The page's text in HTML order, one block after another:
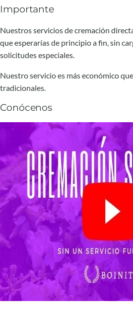
Importante
Nuestros servicios de cremación
que esperarías de principio a fin, sin
solicitudes especiales.
Nuestro servicio es más económico
tradicionales.
Conócenos